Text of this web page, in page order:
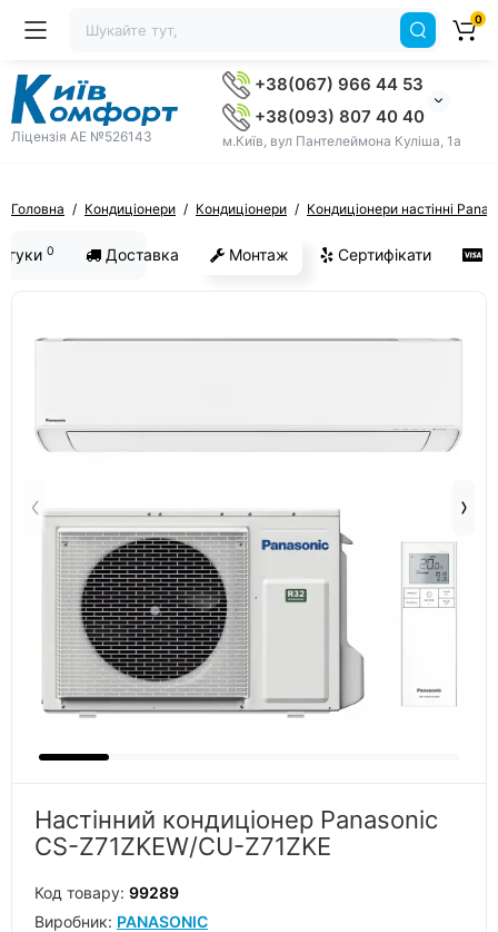
Ліцензія AE №526143
+38(067) 966 44 53
+38(093) 807 40 40
м.Київ, вул Пантелеймона Куліша, 1а
0
Головна Кондиціонери Кондиціонери Кондиціонери настінні
0 Доставка Монтаж Сертифікати
Настінний кондиціонер Panasonic
CS-Z71ZKEW/CU-Z71ZKE
Код товару: 99289
Виробник: PANASONIC